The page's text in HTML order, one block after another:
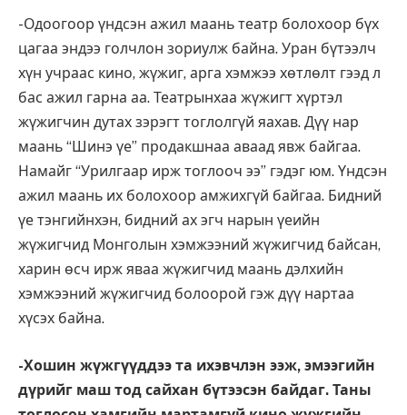
-Одоогоор үндсэн ажил маань театр болохоор бүх
цагаа эндээ голчлон зориулж байна. Уран бүтээлч
хүн учраас кино, жүжиг, арга хэмжээ хөтлөлт гээд л
бас ажил гарна аа. Театрынхаа жүжигт хүртэл
жүжигчин дутах зэрэгт тоглолгүй яахав. Дүү нар
маань “Шинэ үе” продакшнаа аваад явж байгаа.
Намайг “Урилгаар ирж тоглооч ээ” гэдэг юм. Үндсэн
ажил маань их болохоор амжихгүй байгаа. Бидний
үе тэнгийнхэн, бидний ах эгч нарын үеийн
жүжигчид Монголын хэмжээний жүжигчид байсан,
харин өсч ирж яваа жүжигчид маань дэлхийн
хэмжээний жүжигчид болоорой гэж дүү нартаа
хүсэх байна.
-Хошин жүжгүүддээ та ихэвчлэн ээж, эмээгийн
дүрийг маш тод сайхан бүтээсэн байдаг. Таны